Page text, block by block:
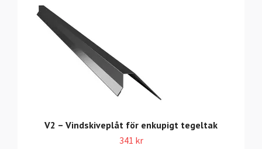
V2 – Vindskiveplåt för enkupigt tegeltak
341 kr